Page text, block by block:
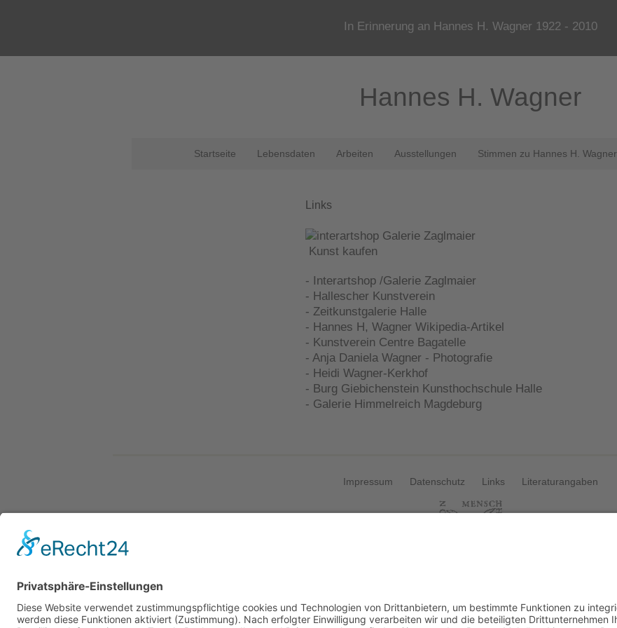
In Erinnerung an Hannes H. Wagner 1922 - 2010
Hannes H. Wagner
Startseite Lebensdaten Arbeiten Ausstellungen Stimmen zu Hannes H. Wagner
Links
Kunst kaufen
- Interartshop /Galerie Zaglmaier
- Hallescher Kunstverein
- Zeitkunstgalerie Halle
- Hannes H, Wagner Wikipedia-Artikel
- Kunstverein Centre Bagatelle
- Anja Daniela Wagner - Photografie
- Heidi Wagner-Kerkhof
- Burg Giebichenstein Kunsthochschule Halle
- Galerie Himmelreich Magdeburg
Impressum Datenschutz Links Literaturangaben